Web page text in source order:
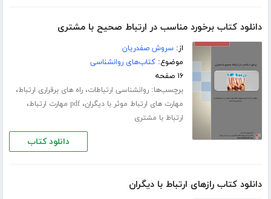
دانلود کتاب برخورد مناسب در ارتباط صحیح با مشتری
از:سروش صفدریان
موضوع:کتاب‌های روانشناسی
۱۶ صفحه
برچسب‌ها:روانشناسی ارتباطات،راه های برقراری ارتباط،
مهارت های ارتباط موثر با دیگران،pdf مهارت ارتباط ،
ارتباط با مشتری
دانلود کتاب
دانلود کتاب رازهای ارتباط با دیگران